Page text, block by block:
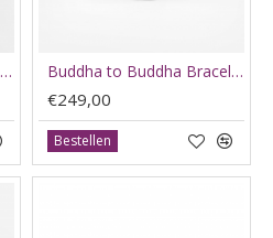
Buddha to Buddha Venetian mini twist J396 19cm E - 66214 Buddha to Buddha Bracelet nurul mini silver J464 E 19cm - 66195
€249,00
Bestellen